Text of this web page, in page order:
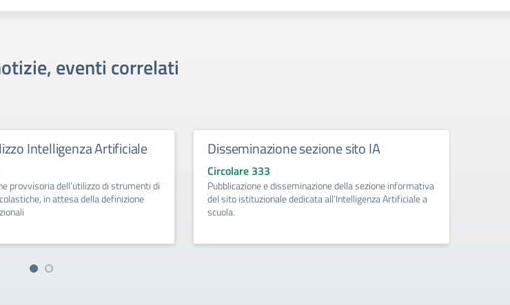
eventi correlati
Intelligenza Artificiale
provvisoria dell’utilizzo di strumenti di
in attesa della definizione
Disseminazione sezione sito IA
Circolare 333
Pubblicazione e disseminazione della sezione informativa
del sito istituzionale dedicata all’Intelligenza Artificiale a
scuola.